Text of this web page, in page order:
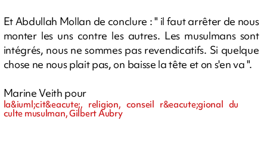
Et Abdullah Mollan de conclure : " il faut arrêter de nous
monter les uns contre les autres. Les musulmans sont
intégrés, nous ne sommes pas revendicatifs. Si quelque
chose ne nous plait pas, on baisse la tête et on s'en va ".
Marine Veith pour
la&iuml;cit&eacute;, religion, conseil r&eacute;gional du
culte musulman, Gilbert Aubry